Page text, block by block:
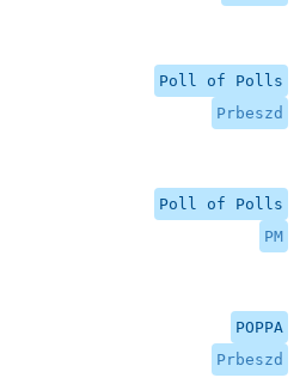
Poll of Polls
Prbeszd
Poll of Polls
PM
POPPA
Prbeszd